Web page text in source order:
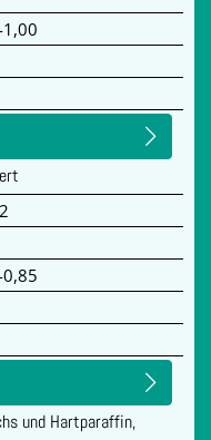
und Hartparaffin,